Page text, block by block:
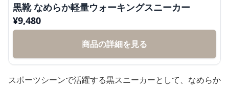
黒靴 なめらか軽量ウォーキングスニーカー
¥9,480
商品の詳細を見る
スポーツシーンで活躍する黒スニーカーとして、なめらか